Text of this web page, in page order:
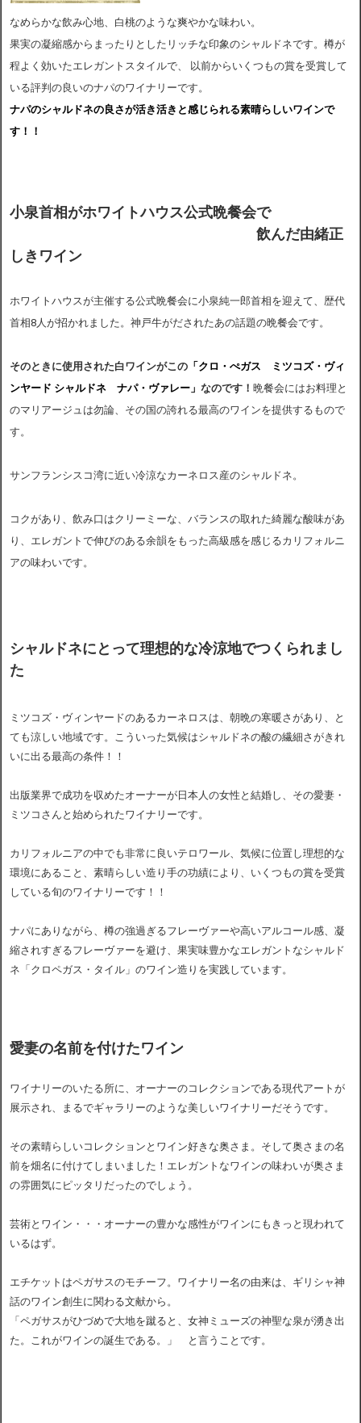
なめらかな飲み心地、白桃のような爽やかな味わい。
果実の凝縮感からまったりとしたリッチな印象のシャルドネです。樽が
程よく効いたエレガントスタイルで、 以前からいくつもの賞を受賞して
いる評判の良いのナパのワイナリーです。
ナパのシャルドネの良さが活き活きと感じられる素晴らしいワインで
す！！
小泉首相がホワイトハウス公式晩餐会で
飲んだ由緒正
しきワイン
ホワイトハウスが主催する公式晩餐会に小泉純一郎首相を迎えて、歴代
首相8人が招かれました。神戸牛がだされたあの話題の晩餐会です。
そのときに使用された白ワインがこの 「クロ・ぺガス ミツコズ・ヴィ
ンヤード シャルドネ ナパ・ヴァレー」 なのです！ 晩餐会にはお料理と
のマリアージュは勿論、その国の誇れる最高のワインを提供するもので
す。
サンフランシスコ湾に近い冷涼なカーネロス産のシャルドネ。
コクがあり、飲み口はクリーミーな、バランスの取れた綺麗な酸味があ
り、エレガントで伸びのある余韻をもった高級感を感じるカリフォルニ
アの味わいです。
シャルドネにとって理想的な冷涼地でつくられまし
た
ミツコズ・ヴィンヤードのあるカーネロスは、朝晩の寒暖さがあり、と
ても涼しい地域です。こういった気候はシャルドネの酸の繊細さがきれ
いに出る最高の条件！！
出版業界で成功を収めたオーナーが日本人の女性と結婚し、その愛妻・
ミツコさんと始められたワイナリーです。
カリフォルニアの中でも非常に良いテロワール、気候に位置し理想的な
環境にあること、素晴らしい造り手の功績により、いくつもの賞を受賞
している旬のワイナリーです！！
ナパにありながら、樽の強過ぎるフレーヴァーや高いアルコール感、凝
縮されすぎるフレーヴァーを避け、果実味豊かなエレガントなシャルド
ネ「クロペガス・タイル」のワイン造りを実践しています。
愛妻の名前を付けたワイン
ワイナリーのいたる所に、オーナーのコレクションである現代アートが
展示され、まるでギャラリーのような美しいワイナリーだそうです。
その素晴らしいコレクションとワイン好きな奥さま。そして奥さまの名
前を畑名に付けてしまいました！エレガントなワインの味わいが奥さま
の雰囲気にピッタリだったのでしょう。
芸術とワイン・・・オーナーの豊かな感性がワインにもきっと現われて
いるはず。
エチケットはペガサスのモチーフ。ワイナリー名の由来は、ギリシャ神
話のワイン創生に関わる文献から。
「ペガサスがひづめで大地を蹴ると、女神ミューズの神聖な泉が湧き出
た。これがワインの誕生である。」 と言うことです。